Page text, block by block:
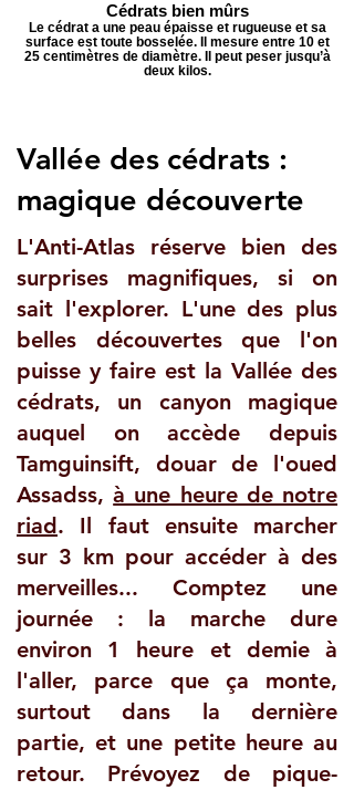
Cédrats bien mûrs
Le cédrat a une peau épaisse et rugueuse et sa
surface est toute bosselée. Il mesure entre 10 et
25 centimètres de diamètre. Il peut peser jusqu’à
deux kilos.
Vallée des cédrats :
magique découverte
L'Anti-Atlas réserve bien des
surprises magnifiques, si on
sait l'explorer. L'une des plus
belles découvertes que l'on
puisse y faire est la Vallée des
cédrats, un canyon magique
auquel on accède depuis
Tamguinsift, douar de l'oued
Assadss,à une heure de notre
riad. Il faut ensuite marcher
sur 3 km pour accéder à des
merveilles... Comptez une
journée : la marche dure
environ 1 heure et demie à
l'aller, parce que ça monte,
surtout dans la dernière
partie, et une petite heure au
retour. Prévoyez de pique-